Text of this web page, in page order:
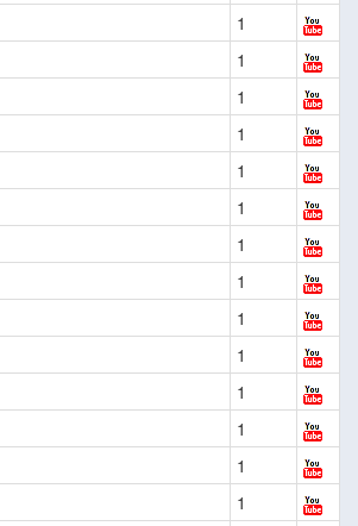
1
1
1
1
1
1
1
1
1
1
1
1
1
1